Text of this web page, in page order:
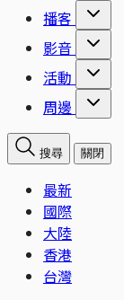
播客
影音
活動
周邊
搜尋 關閉
最新
國際
大陸
香港
台灣